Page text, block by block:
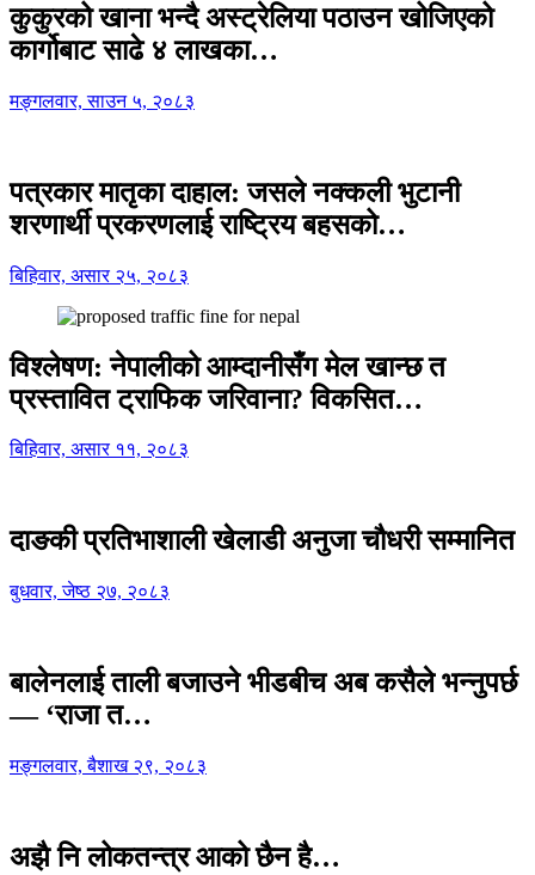
कुकुरको खाना भन्दै अस्ट्रेलिया पठाउन खोजिएको
कार्गोबाट साढे ४ लाखका…
मङ्गलवार, साउन ५, २०८३
पत्रकार मातृका दाहाल: जसले नक्कली भुटानी
शरणार्थी प्रकरणलाई राष्ट्रिय बहसको…
बिहिवार, असार २५, २०८३
विश्लेषण: नेपालीको आम्दानीसँग मेल खान्छ त
प्रस्तावित ट्राफिक जरिवाना? विकसित…
बिहिवार, असार ११, २०८३
दाङकी प्रतिभाशाली खेलाडी अनुजा चौधरी सम्मानित
बुधवार, जेष्ठ २७, २०८३
बालेनलाई ताली बजाउने भीडबीच अब कसैले भन्नुपर्छ
— ‘राजा त…
मङ्गलवार, बैशाख २९, २०८३
अझै नि लोकतन्त्र आको छैन है…